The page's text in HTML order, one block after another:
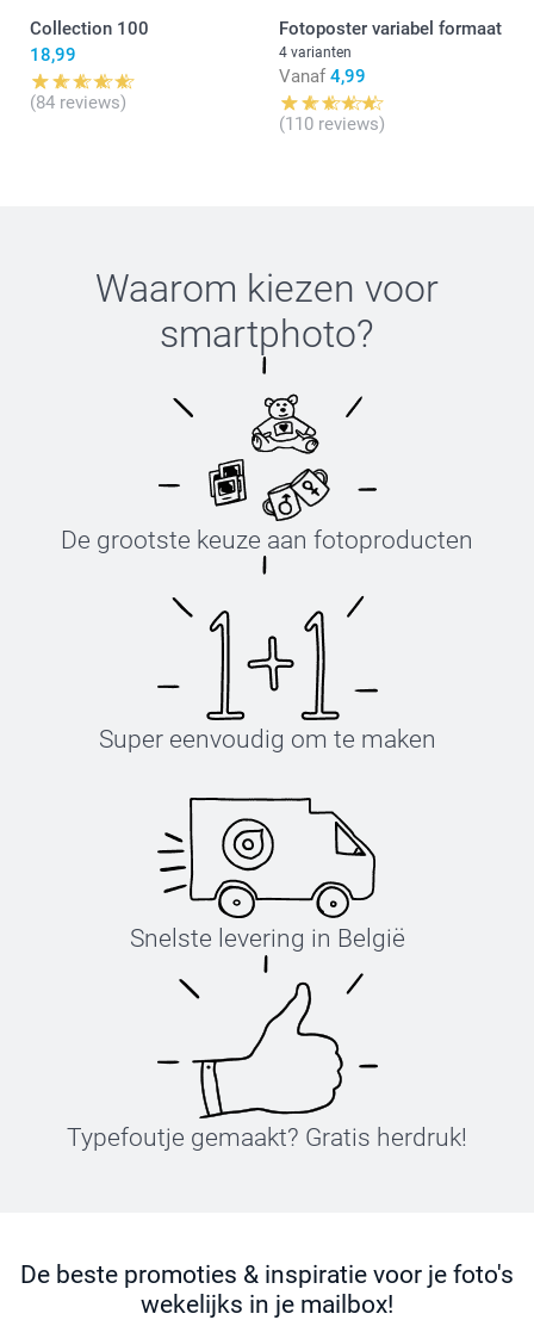
Collection 100
18,99
(84 reviews)
Fotoposter variabel formaat
4 varianten
Vanaf 4,99
(110 reviews)
Waarom kiezen voor
smartphoto?
De grootste keuze aan fotoproducten
Super eenvoudig om te maken
Snelste levering in België
Typefoutje gemaakt? Gratis herdruk!
De beste promoties & inspiratie voor je foto's
wekelijks in je mailbox!